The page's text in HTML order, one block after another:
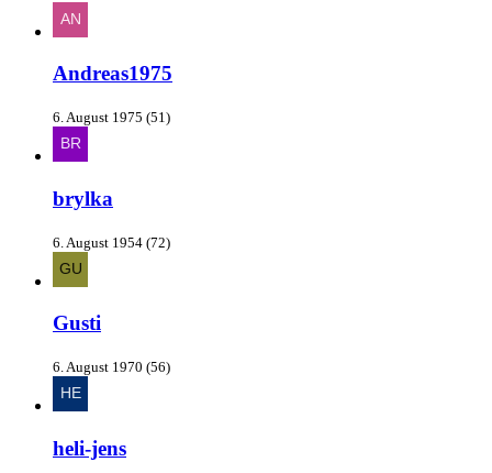
Andreas1975
6. August 1975 (51)
brylka
6. August 1954 (72)
Gusti
6. August 1970 (56)
heli-jens